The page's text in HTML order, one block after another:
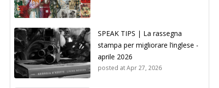
SPEAK TIPS | La rassegna
stampa per migliorare l’inglese -
aprile 2026
posted atApr 27, 2026